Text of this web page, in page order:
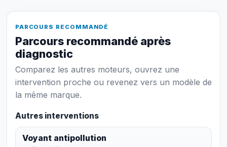
PARCOURS RECOMMANDÉ
Parcours recommandé après
diagnostic
Comparez les autres moteurs, ouvrez une
intervention proche ou revenez vers un modèle de
la même marque.
Autres interventions
Voyant antipollution